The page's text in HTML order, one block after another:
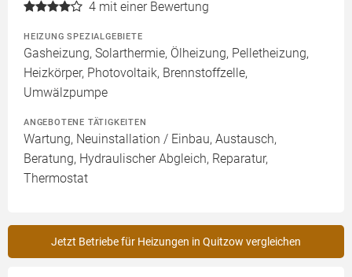
4 mit einer Bewertung
HEIZUNG SPEZIALGEBIETE
Gasheizung, Solarthermie, Ölheizung, Pelletheizung,
Heizkörper, Photovoltaik, Brennstoffzelle,
Umwälzpumpe
ANGEBOTENE TÄTIGKEITEN
Wartung, Neuinstallation / Einbau, Austausch,
Beratung, Hydraulischer Abgleich, Reparatur,
Thermostat
Jetzt Betriebe für Heizungen in Quitzow vergleichen